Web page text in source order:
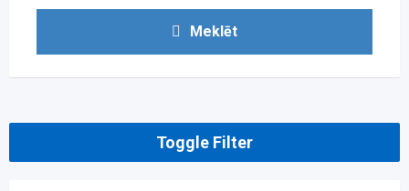
Meklēt
Toggle Filter